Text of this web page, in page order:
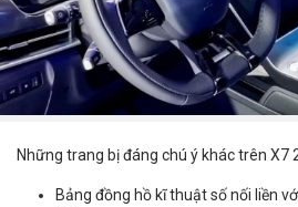
Những trang bị đáng chú ý khác trên X7
Bảng đồng hồ kĩ thuật số nối liền